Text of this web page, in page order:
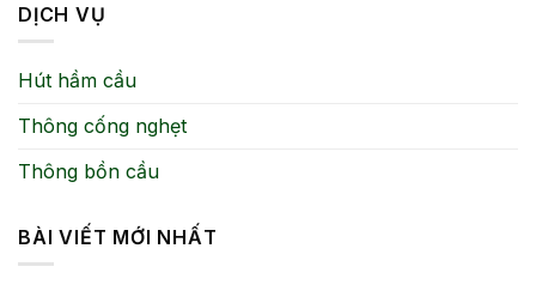
DỊCH VỤ
Hút hầm cầu
Thông cống nghẹt
Thông bồn cầu
BÀI VIẾT MỚI NHẤT